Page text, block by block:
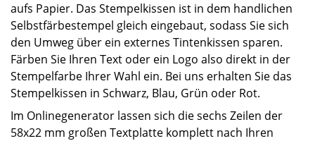
aufs Papier. Das Stempelkissen ist in dem handlichen
Selbstfärbestempel gleich eingebaut, sodass Sie sich
den Umweg über ein externes Tintenkissen sparen.
Färben Sie Ihren Text oder ein Logo also direkt in der
Stempelfarbe Ihrer Wahl ein. Bei uns erhalten Sie das
Stempelkissen in Schwarz, Blau, Grün oder Rot.
Im Onlinegenerator lassen sich die sechs Zeilen der
58x22 mm großen Textplatte komplett nach Ihren